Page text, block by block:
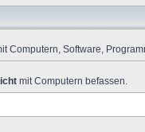
Computern, Software,
mit Computern befassen.